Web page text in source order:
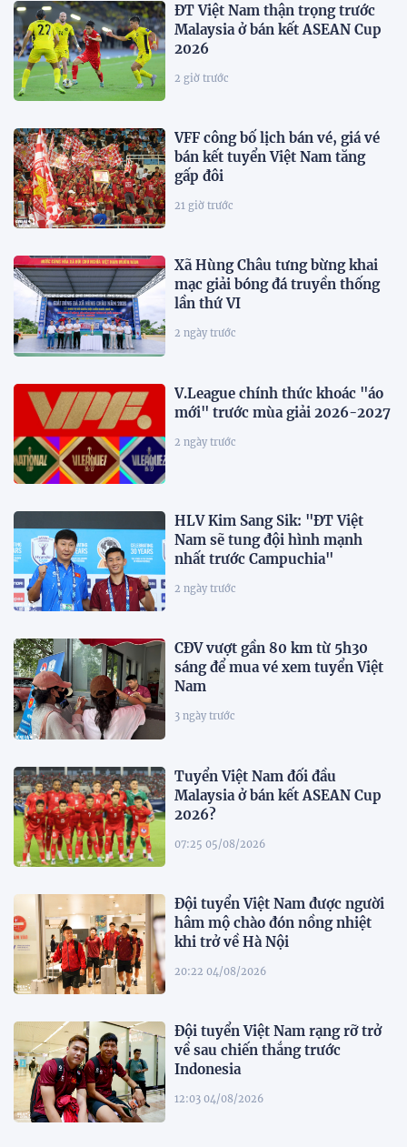
ĐT Việt Nam thận trọng trước
Malaysia ở bán kết ASEAN Cup
2026
2 giờ trước
VFF công bố lịch bán vé, giá vé
bán kết tuyển Việt Nam tăng
gấp đôi
21 giờ trước
Xã Hùng Châu tưng bừng khai
mạc giải bóng đá truyền thống
lần thứ VI
2 ngày trước
V.League chính thức khoác "áo
mới" trước mùa giải 2026-2027
2 ngày trước
HLV Kim Sang Sik: "ĐT Việt
Nam sẽ tung đội hình mạnh
nhất trước Campuchia"
2 ngày trước
CĐV vượt gần 80 km từ 5h30
sáng để mua vé xem tuyển Việt
Nam
3 ngày trước
Tuyển Việt Nam đối đầu
Malaysia ở bán kết ASEAN Cup
2026?
07:25 05/08/2026
Đội tuyển Việt Nam được người
hâm mộ chào đón nồng nhiệt
khi trở về Hà Nội
20:22 04/08/2026
Đội tuyển Việt Nam rạng rỡ trở
về sau chiến thắng trước
Indonesia
12:03 04/08/2026